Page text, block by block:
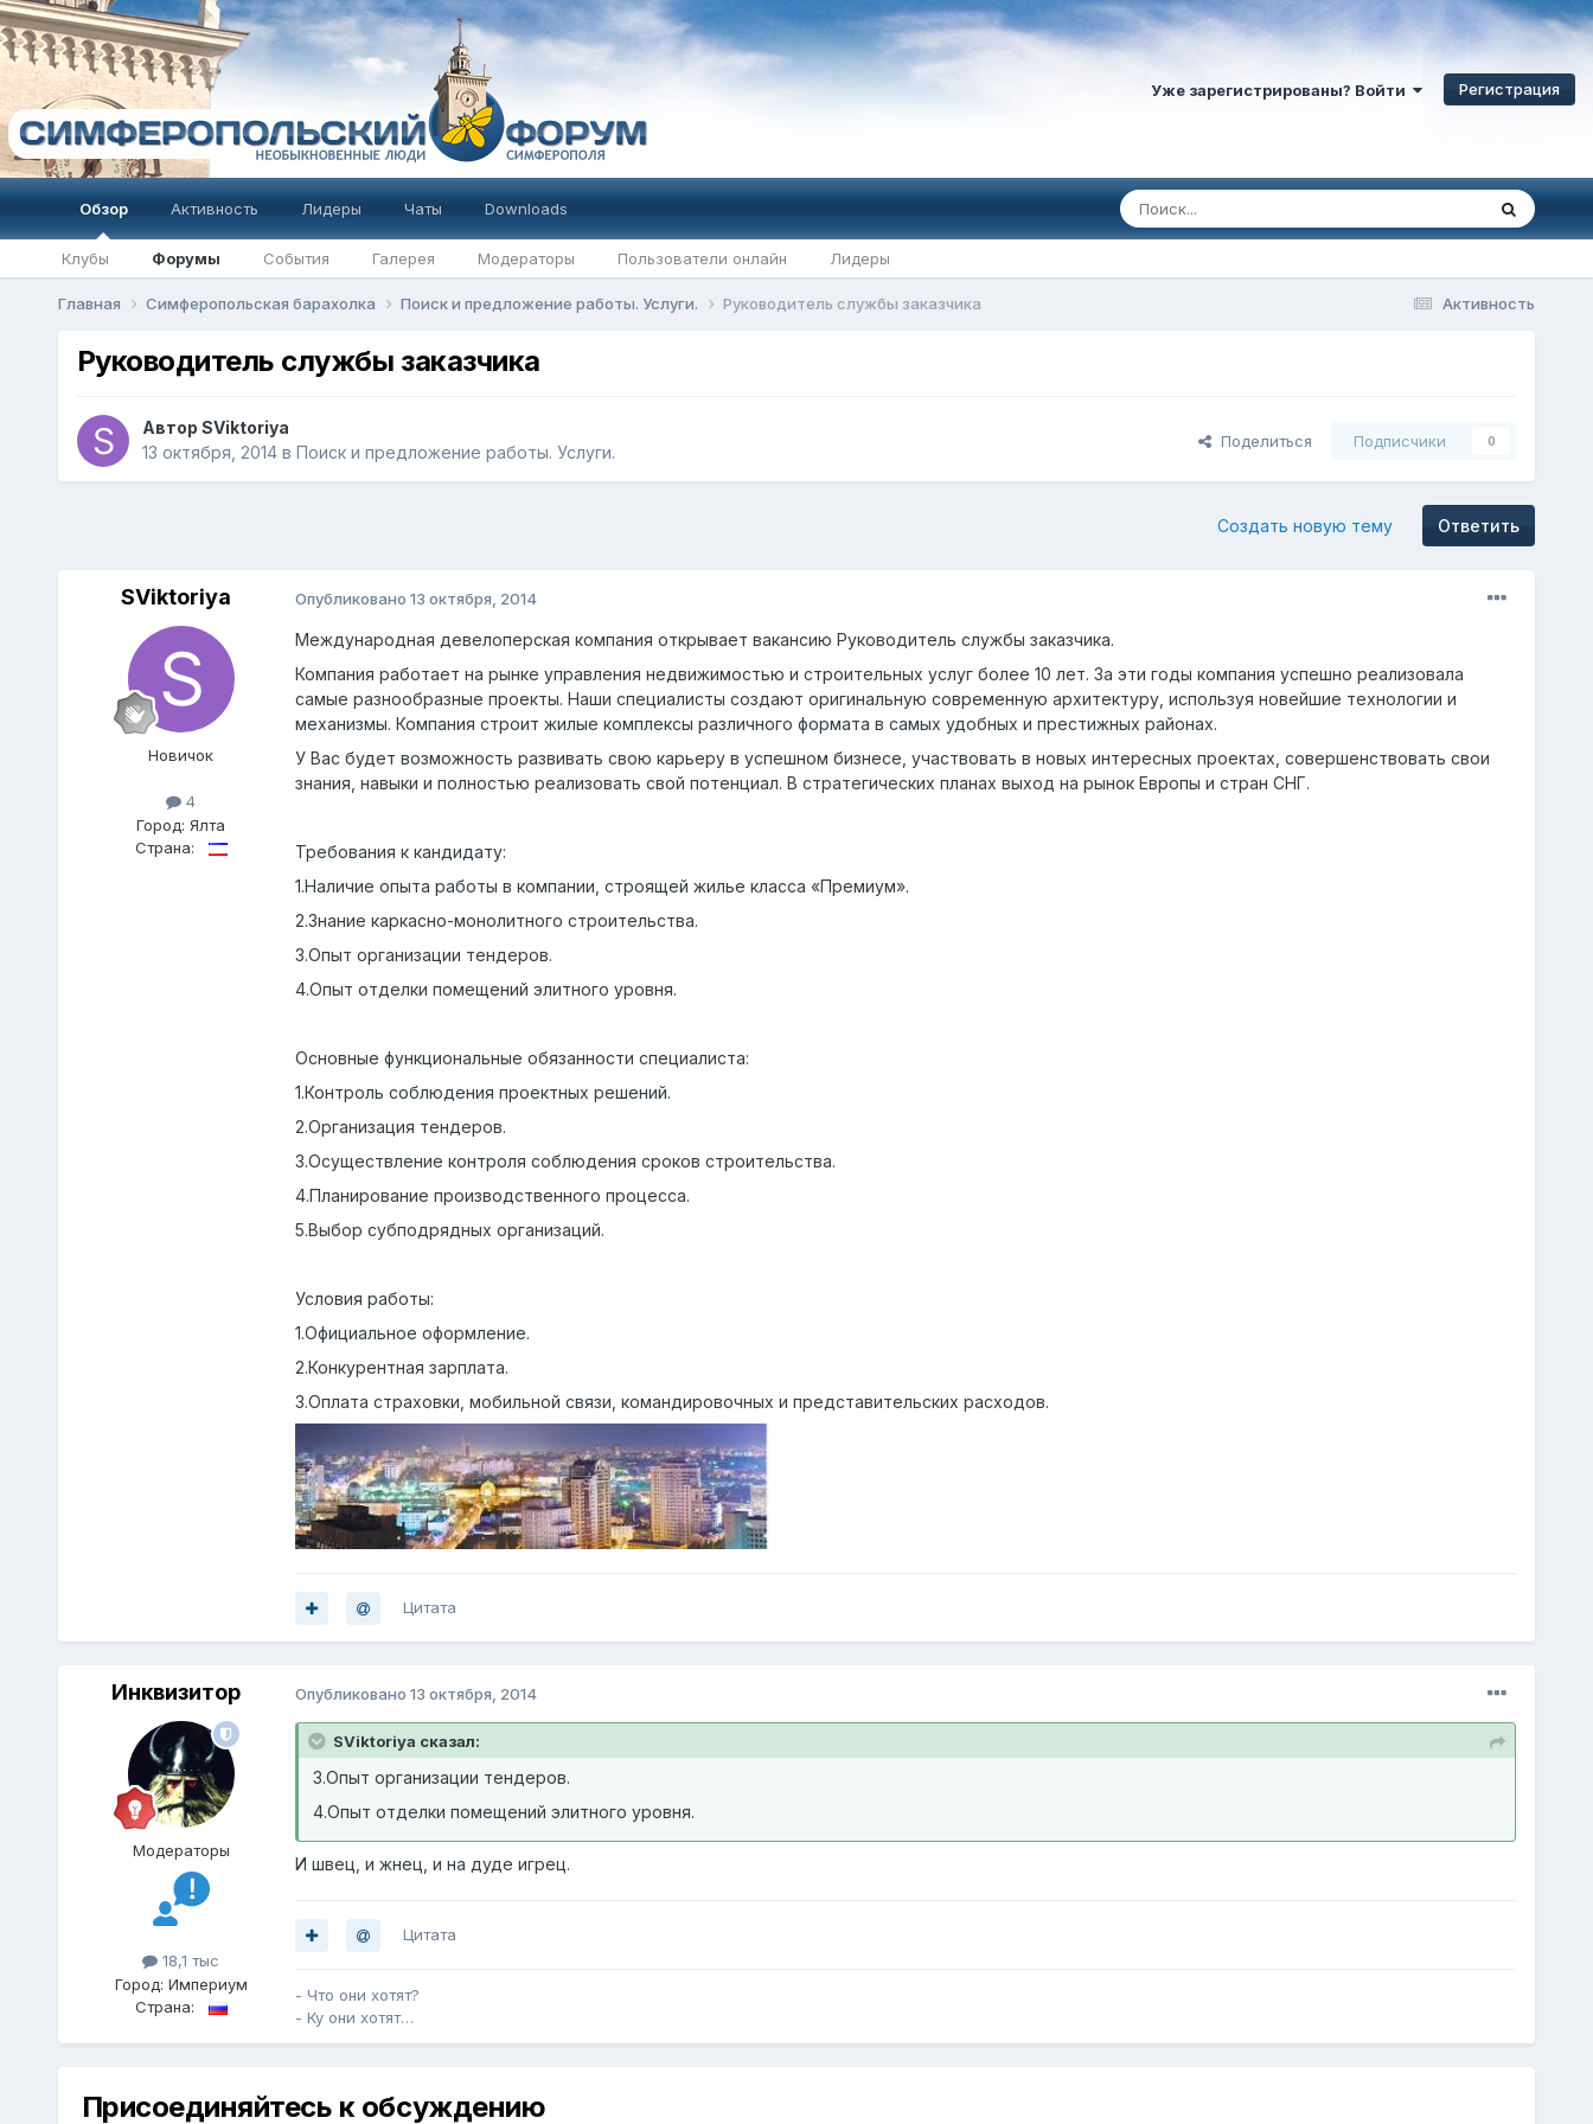
Уже зарегистрированы? Войти Регистрация
Обзор
Клубы Форумы События Галерея Модераторы Пользователи онлайн Лидеры
Активность Лидеры Чаты Downloads
Активность
Главная Симферопольская барахолка Поиск и предложение работы. Услуги. Руководитель службы заказчика
Руководитель службы заказчика
Автор SViktoriya
13 октября, 2014в Поиск и предложение работы. Услуги.
Поделиться Подписчики 0
Ответить
Создать новую тему
SViktoriya
Новичок
4
Город:Ялта
Страна:
Опубликовано 13 октября, 2014
Международная девелоперская компания открывает вакансию Руководитель службы заказчика.
Компания работает на рынке управления недвижимостью и строительных услуг более 10 лет. За эти годы компания успешно реализовала
самые разнообразные проекты. Наши специалисты создают оригинальную современную архитектуру, используя новейшие технологии и
механизмы. Компания строит жилые комплексы различного формата в самых удобных и престижных районах.
У Вас будет возможность развивать свою карьеру в успешном бизнесе, участвовать в новых интересных проектах, совершенствовать свои
знания, навыки и полностью реализовать свой потенциал. В стратегических планах выход на рынок Европы и стран СНГ.
Требования к кандидату:
1.Наличие опыта работы в компании, строящей жилье класса «Премиум».
2.Знание каркасно-монолитного строительства.
3.Опыт организации тендеров.
4.Опыт отделки помещений элитного уровня.
Основные функциональные обязанности специалиста:
1.Контроль соблюдения проектных решений.
2.Организация тендеров.
3.Осуществление контроля соблюдения сроков строительства.
4.Планирование производственного процесса.
5.Выбор субподрядных организаций.
Условия работы:
1.Официальное оформление.
2.Конкурентная зарплата.
3.Оплата страховки, мобильной связи, командировочных и представительских расходов.
Цитата
Инквизитор
Модераторы
18,1 тыс
Город: Империум
Страна:
Опубликовано 13 октября, 2014
SViktoriya сказал:
3.Опыт организации тендеров.
4.Опыт отделки помещений элитного уровня.
И швец, и жнец, и на дуде игрец.
Цитата
- Что они хотят?
- Ку они хотят…
Присоединяйтесь к обсуждению